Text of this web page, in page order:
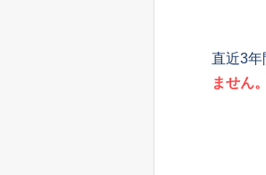
直近3年
ません。